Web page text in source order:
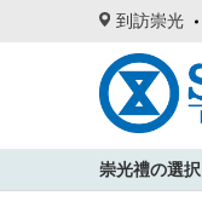
到訪崇光
崇光禮の選択